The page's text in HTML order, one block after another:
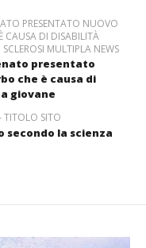
PRESENTATO NUOVO
CAUSA DI DISABILITÀ
MULTIPLA NEWS
presentato
che è causa di
giovane
TITOLO SITO
secondo la scienza